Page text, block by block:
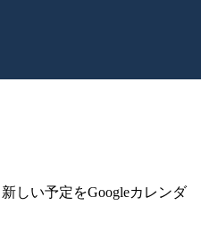
しい予定をGoogleカレンダ